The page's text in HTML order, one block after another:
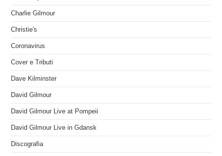
Charlie Gilmour
Christie's
Coronavirus
Cover e Tributi
Dave Kilminster
David Gilmour
David Gilmour Live at Pompeii
David Gilmour Live in Gdansk
Discografia